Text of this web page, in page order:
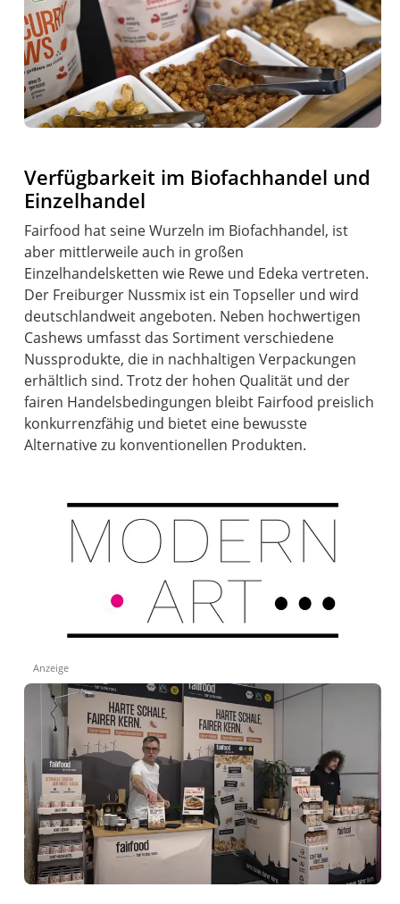
Verfügbarkeit im Biofachhandel und
Einzelhandel
Fairfood hat seine Wurzeln im Biofachhandel, ist
aber mittlerweile auch in großen
Einzelhandelsketten wie Rewe und Edeka vertreten.
Der Freiburger Nussmix ist ein Topseller und wird
deutschlandweit angeboten. Neben hochwertigen
Cashews umfasst das Sortiment verschiedene
Nussprodukte, die in nachhaltigen Verpackungen
erhältlich sind. Trotz der hohen Qualität und der
fairen Handelsbedingungen bleibt Fairfood preislich
konkurrenzfähig und bietet eine bewusste
Alternative zu konventionellen Produkten.
Anzeige